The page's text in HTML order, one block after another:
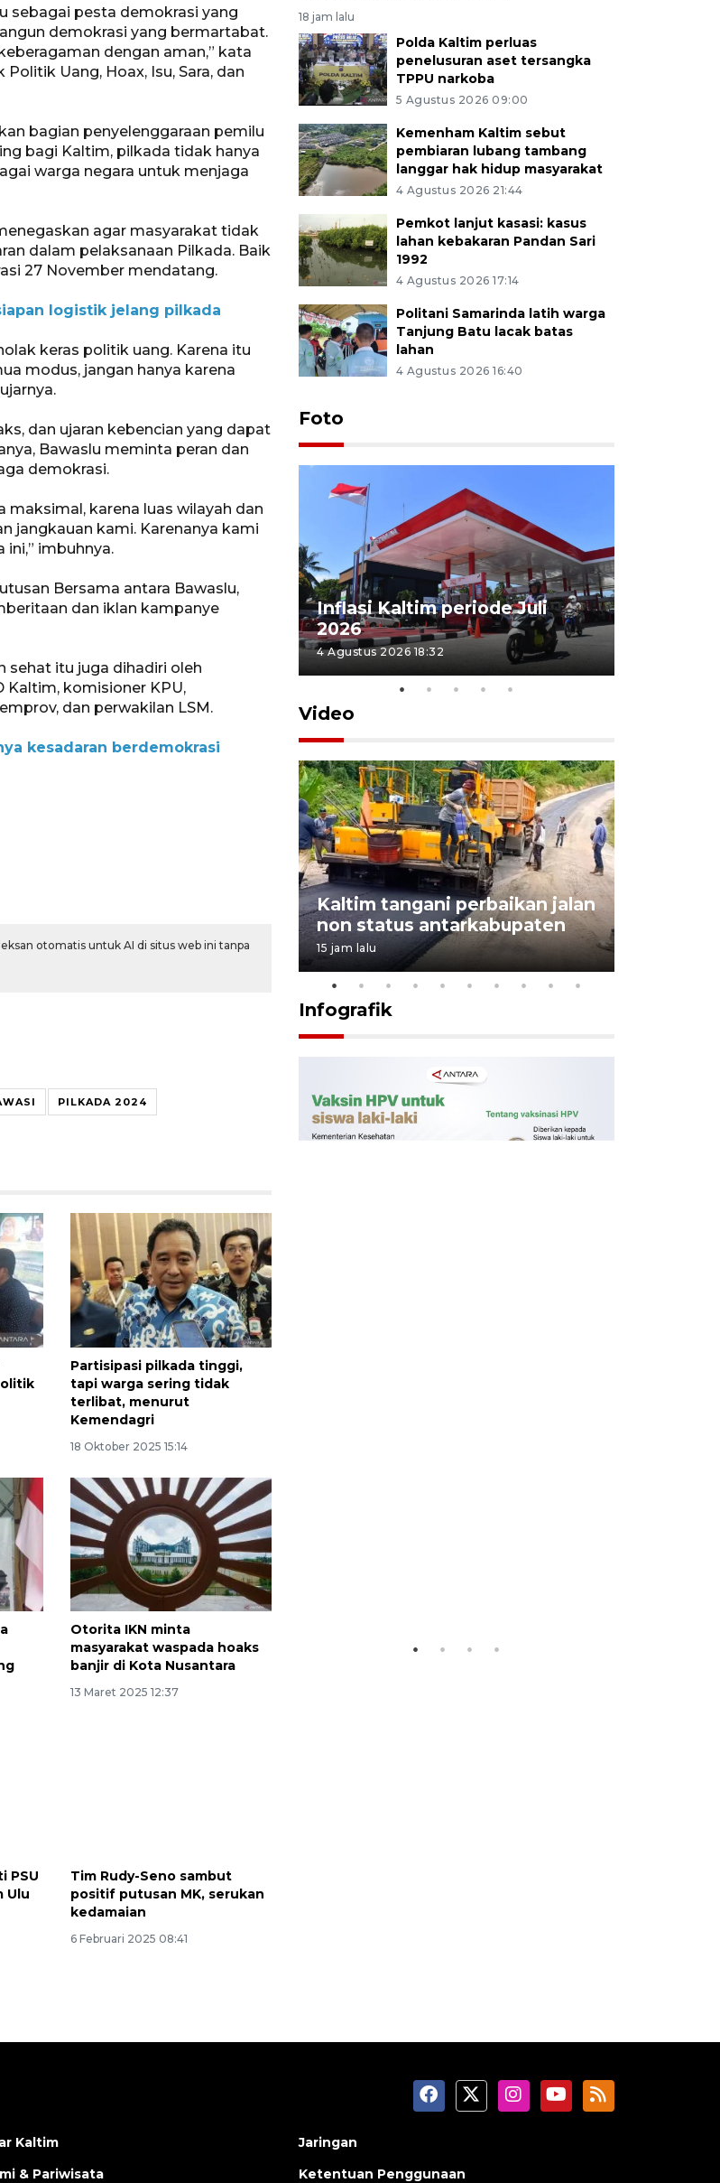
sebagai pesta demokrasi yang
demokrasi yang bermartabat.
dengan aman,” kata
Uang, Hoax, Isu, Sara, dan
bagian penyelenggaraan pemilu
bagi Kaltim, pilkada tidak hanya
warga negara untuk menjaga
agar masyarakat tidak
dalam pelaksanaan Pilkada. Baik
27 November mendatang.
logistik jelang pilkada
keras politik uang. Karena itu
modus, jangan hanya karena
dan ujaran kebencian yang dapat
Bawaslu meminta peran dan
demokrasi.
karena luas wilayah dan
jangkauan kami. Karenanya kami
imbuhnya.
Bersama antara Bawaslu,
dan iklan kampanye
sehat itu juga dihadiri oleh
Kaltim, komisioner KPU,
dan perwakilan LSM.
kesadaran berdemokrasi
otomatis untuk AI di situs web ini tanpa
PILKADA 2024
Partisipasi pilkada tinggi,
tapi warga sering tidak
terlibat, menurut
Kemendagri
18 Oktober 2025 15:14
Otorita IKN minta
masyarakat waspada hoaks
banjir di Kota Nusantara
13 Maret 2025 12:37
PSU
Ulu
Tim Rudy-Seno sambut
positif putusan MK, serukan
kedamaian
6 Februari 2025 08:41
18 jam lalu
Polda Kaltim perluas
penelusuran aset tersangka
TPPU narkoba
5 Agustus 2026 09:00
Kemenham Kaltim sebut
pembiaran lubang tambang
langgar hak hidup masyarakat
4 Agustus 2026 21:44
Pemkot lanjut kasasi: kasus
lahan kebakaran Pandan Sari
1992
4 Agustus 2026 17:14
Politani Samarinda latih warga
Tanjung Batu lacak batas
lahan
4 Agustus 2026 16:40
Foto
Hasil Operasi Antik Mahakam
Inflasi Kaltim periode Juli
2026
4 Agustus 2026 18:32
Video
17 Juli 2026 16:43
Kaltim tangani perbaikan jalan
non status antarkabupaten
15 jam lalu
Infografik
Waspadai penyakit saat
musim kemarau
2026-08-05 12:00:00
Kaltim
& Pariwisata
Jaringan
Ketentuan Penggunaan